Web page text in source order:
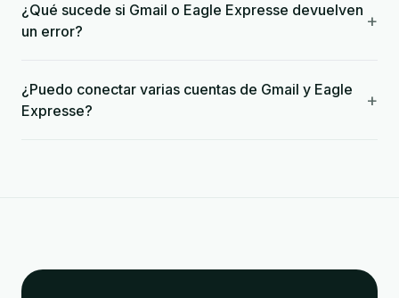
¿Qué sucede si Gmail o Eagle Expresse devuelven
un error?
+
¿Puedo conectar varias cuentas de Gmail y Eagle
Expresse?
+